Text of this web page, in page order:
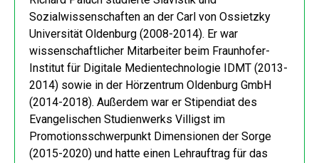
Sozialwissenschaften an der Carl von Ossietzky
Universität Oldenburg (2008-2014). Er war
wissenschaftlicher Mitarbeiter beim Fraunhofer-
Institut für Digitale Medientechnologie IDMT (2013-
2014) sowie in der Hörzentrum Oldenburg GmbH
(2014-2018). Außerdem war er Stipendiat des
Evangelischen Studienwerks Villigst im
Promotionsschwerpunkt Dimensionen der Sorge
(2015-2020) und hatte einen Lehrauftrag für das